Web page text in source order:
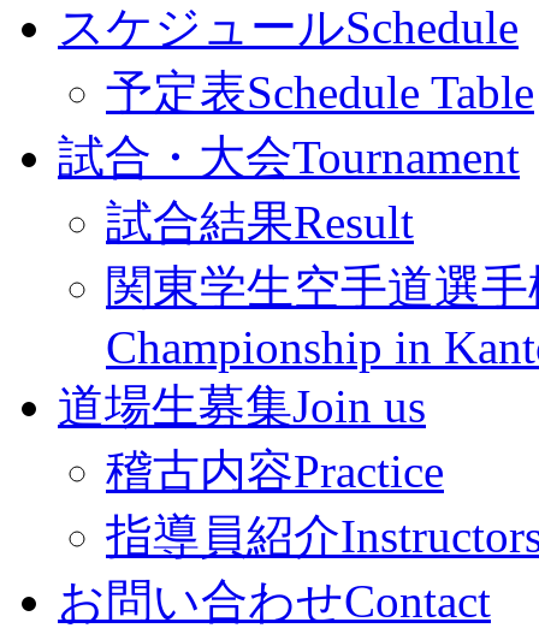
スケジュールSchedule
予定表Schedule Table
試合・大会Tournament
試合結果Result
関東学生空手道選
Championship in
道場生募集Join us
稽古内容Practice
指導員紹介
お問い合わせContact